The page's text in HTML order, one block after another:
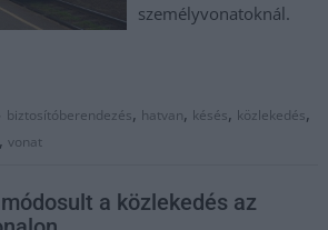
személyvonatoknál.
biztosítóberendezés, hatvan, késés, közlekedés,
,vonat
a közlekedés az